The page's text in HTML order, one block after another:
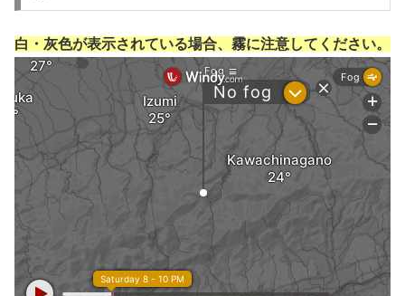
白・灰色が表示されている場合、霧に注意してください。